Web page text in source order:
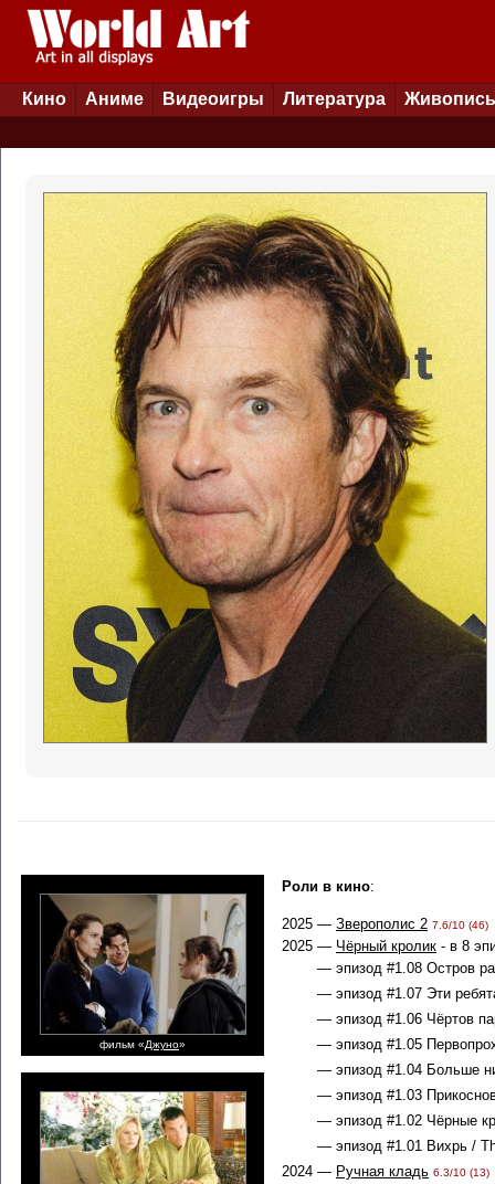
Кино Аниме Видеоигры Литература Живопись
фильм «Джуно»
Роли в кино:
2025 — Зверополис 2 7.6/10 (46)
2025 — Чёрный кролик - в 8
— эпизод #1.08 Остров
— эпизод #1.07 Эти
— эпизод #1.06 Чёртов
— эпизод #1.05
— эпизод #1.04 Больше
— эпизод #1.03
— эпизод #1.02 Чёрные
— эпизод #1.01 Вихрь /
2024 — Ручная кладь 6.3/10 (13)